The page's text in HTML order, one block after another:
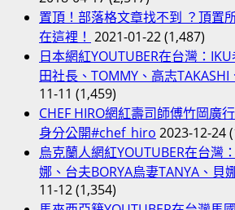
置頂！部落格文章找不到 ？頂置
在這裡！ 2021-01-22(1,487)
日本網紅YOUTUBER在台灣：
田社長、TOMMY、高志
11-11 (1,459)
CHEF HIRO網紅壽司師傅竹岡廣
身分公開#chef_hiro 2023-12-24
烏克蘭人網紅YOUTUBER在台灣
娜、台夫BORYA烏妻TANYA、貝
11-12(1,354)